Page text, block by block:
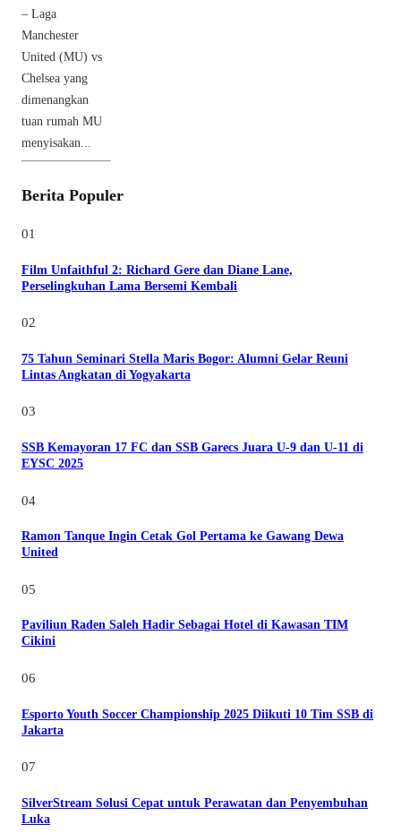
– Laga
Manchester
United (MU) vs
Chelsea yang
dimenangkan
tuan rumah MU
menyisakan...
Berita Populer
01
Film Unfaithful 2: Richard Gere dan Diane Lane,
Perselingkuhan Lama Bersemi Kembali
02
75 Tahun Seminari Stella Maris Bogor: Alumni Gelar Reuni
Lintas Angkatan di Yogyakarta
03
SSB Kemayoran 17 FC dan SSB Garecs Juara U-9 dan U-11 di
EYSC 2025
04
Ramon Tanque Ingin Cetak Gol Pertama ke Gawang Dewa
United
05
Paviliun Raden Saleh Hadir Sebagai Hotel di Kawasan TIM
Cikini
06
Esporto Youth Soccer Championship 2025 Diikuti 10 Tim SSB di
Jakarta
07
SilverStream Solusi Cepat untuk Perawatan dan Penyembuhan
Luka